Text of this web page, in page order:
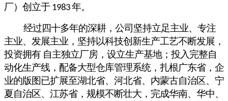
厂）创立于 1983年。
经过四十多年的深耕， 公司坚持立足主业、专注
主业、发展主业， 坚持以科技创新生产工艺不断发展，
投资拥有 自主独立厂房，设立生产基地；投入完整自
动化生产线，配备大型仓库管理系统，扎根广东省，企
业的版图已扩展至湖北省、河北省、内蒙古自治区、宁
夏自治区、江苏省，规模不断壮大，完成华南、华中、